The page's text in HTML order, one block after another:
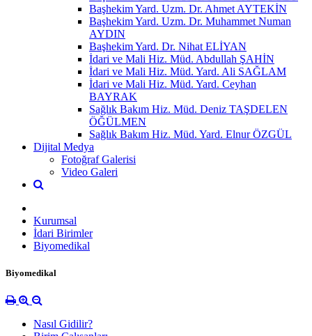
Başhekim Yard. Uzm. Dr. Ahmet AYTEKİN
Başhekim Yard. Uzm. Dr. Muhammet Numan
AYDIN
Başhekim Yard. Dr. Nihat ELİYAN
İdari ve Mali Hiz. Müd. Abdullah ŞAHİN
İdari ve Mali Hiz. Müd. Yard. Ali SAĞLAM
İdari ve Mali Hiz. Müd. Yard. Ceyhan
BAYRAK
Sağlık Bakım Hiz. Müd. Deniz TAŞDELEN
ÖĞÜLMEN
Sağlık Bakım Hiz. Müd. Yard. Elnur ÖZGÜL
Dijital Medya
Fotoğraf Galerisi
Video Galeri
Kurumsal
İdari Birimler
Biyomedikal
Biyomedikal
Nasıl Gidilir?